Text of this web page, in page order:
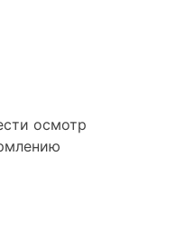
осмотр